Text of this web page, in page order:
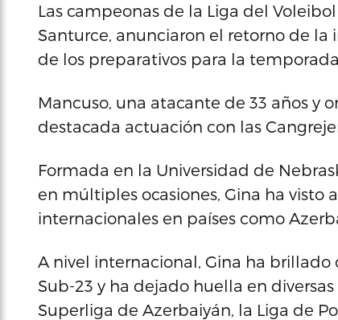
Las campeonas de la Liga del
Santurce, anunciaron el retorno de la
de los preparativos para la
Mancuso, una atacante de 33 años y
destacada actuación con las
Formada en la Universidad de
en múltiples ocasiones, Gina ha visto
internacionales en países como
A nivel internacional, Gina ha
Sub-23 y ha dejado huella en
Superliga de Azerbaiyán, la Liga de